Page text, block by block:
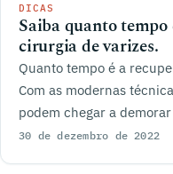
DICAS
Saiba quanto tempo
cirurgia de varizes.
Quanto tempo é a
Com as modernas
podem chegar a
30 de dezembro de 2022